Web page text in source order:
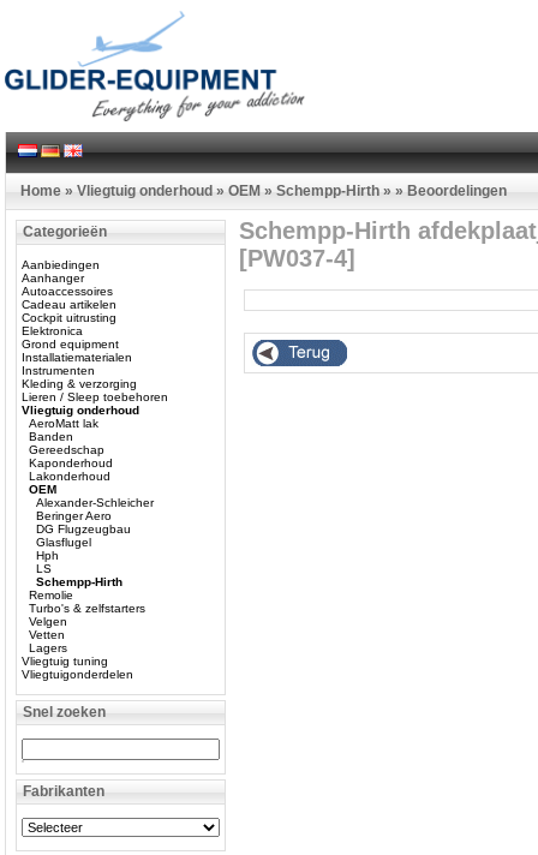
Home » Vliegtuig onderhoud » OEM » Schempp-Hirth » » Beoordelingen
Categorieën
Aanbiedingen
Aanhanger
Autoaccessoires
Cadeau artikelen
Cockpit uitrusting
Elektronica
Grond equipment
Installatiematerialen
Instrumenten
Kleding & verzorging
Lieren / Sleep toebehoren
Vliegtuig onderhoud
AeroMatt lak
Banden
Gereedschap
Kaponderhoud
Lakonderhoud
OEM
Alexander-Schleicher
Beringer Aero
DG Flugzeugbau
Glasflugel
Hph
LS
Schempp-Hirth
Remolie
Turbo's & zelfstarters
Velgen
Vetten
Lagers
Vliegtuig tuning
Vliegtuigonderdelen
Snel zoeken
Fabrikanten
Schempp-Hirth
[PW037-4]